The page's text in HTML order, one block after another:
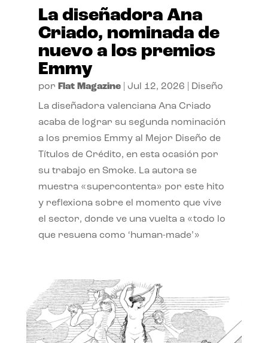
La diseñadora Ana
Criado, nominada de
nuevo a los premios
Emmy
por Flat Magazine| Jul 12, 2026 Diseño
La diseñadora valenciana Ana Criado
acaba de lograr su segunda nominación
a los premios Emmy al Mejor Diseño de
Títulos de Crédito, en esta ocasión por
su trabajo en Smoke. La autora se
muestra «supercontenta» por este hito
y reflexiona sobre el momento que vive
el sector, donde ve una vuelta a «todo lo
que resuena como ‘human-made’»